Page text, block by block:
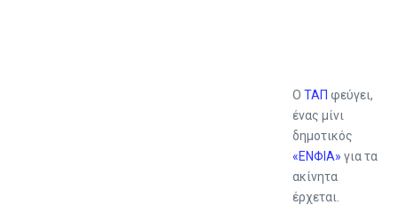
Ο ΤΑΠ φεύγει,
ένας μίνι
δημοτικός
«ΕΝΦΙΑ» για τα
ακίνητα
έρχεται.